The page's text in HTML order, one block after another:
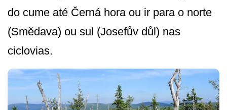
do cume até Černá hora ou ir para o norte
(Smědava) ou sul (Josefův důl) nas
ciclovias.